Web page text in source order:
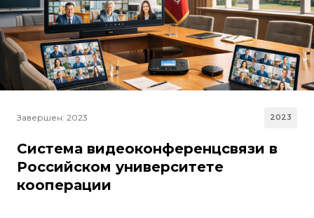
Завершен: 2023 2023
Система видеоконференцсвязи в
Российском университете
кооперации